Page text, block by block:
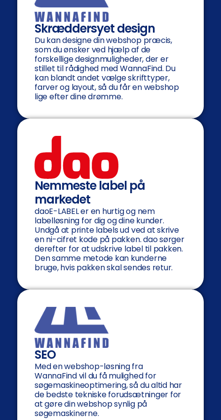
Skræddersyet design
Du kan designe din webshop præcis,
som du ønsker ved hjælp af de
forskellige designmuligheder, der er
stillet til rådighed med WannaFind. Du
kan blandt andet vælge skrifttyper,
farver og layout, så du får en webshop
lige efter dine drømme.
Nemmeste label på
markedet
daoE-LABEL er en hurtig og nem
labelløsning for dig og dine kunder.
Undgå at printe labels ud ved at skrive
en ni-cifret kode på pakken. dao sørger
derefter for at udskrive label til pakken.
Den samme metode kan kunderne
bruge, hvis pakken skal sendes retur.
SEO
Med en webshop-løsning fra
WannaFind vil du få mulighed for
søgemaskineoptimering, så du altid har
de bedste tekniske forudsætninger for
at gøre din webshop synlig på
søgemaskinerne.